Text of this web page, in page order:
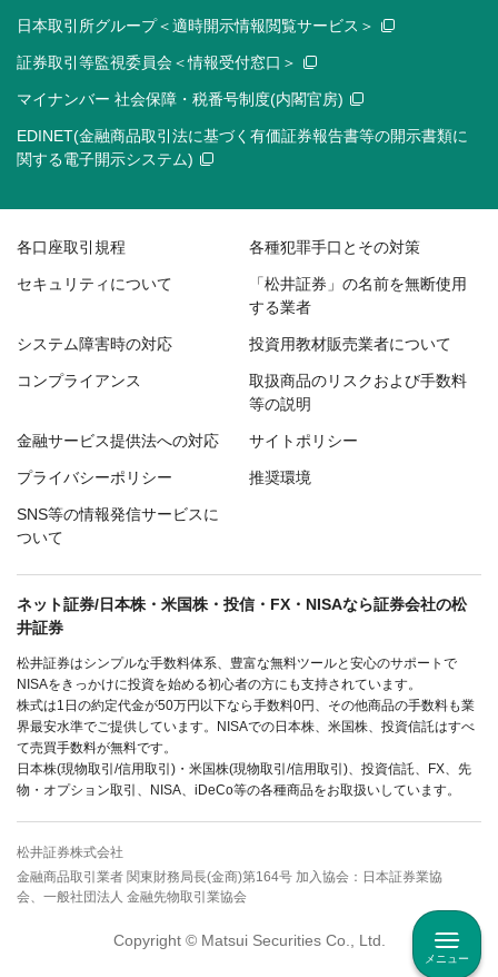
メニュー
日本取引所グループ＜適時開示情報閲覧サービス＞
証券取引等監視委員会＜情報受付窓口＞
マイナンバー 社会保障・税番号制度(内閣官房)
EDINET(金融商品取引法に基づく有価証券報告書等の開示書類に
関する電子開示システム)
各口座取引規程 各種犯罪手口とその対策
セキュリティについて
「松井証券」の名前を無断使用
する業者
システム障害時の対応 投資用教材販売業者について
コンプライアンス
取扱商品のリスクおよび手数料
等の説明
金融サービス提供法への対応 サイトポリシー
プライバシーポリシー 推奨環境
SNS等の情報発信サービスに
ついて
ネット証券/日本株・米国株・投信・FX・NISAなら証券会社の松
井証券
松井証券はシンプルな手数料体系、豊富な無料ツールと安心のサポートで
NISAをきっかけに投資を始める初心者の方にも支持されています。
株式は1日の約定代金が50万円以下なら手数料0円、その他商品の手数料も業
界最安水準でご提供しています。NISAでの日本株、米国株、投資信託はすべ
て売買手数料が無料です。
日本株(現物取引/信用取引)・米国株(現物取引/信用取引)、投資信託、FX、先
物・オプション取引、NISA、iDeCo等の各種商品をお取扱いしています。
松井証券株式会社
金融商品取引業者 関東財務局長(金商)第164号 加入協会：日本証券業協
会、一般社団法人 金融先物取引業協会
Copyright © Matsui Securities Co., Ltd.